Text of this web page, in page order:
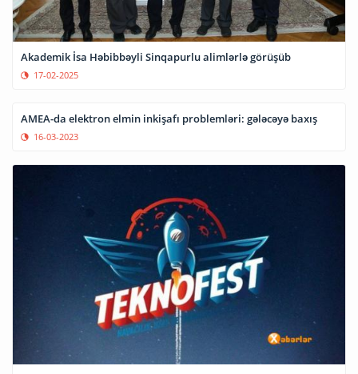
Akademik İsa Həbibbəyli Sinqapurlu alimlərlə görüşüb
17-02-2025
AMEA-da elektron elmin inkişafı problemləri: gələcəyə baxış
16-03-2023